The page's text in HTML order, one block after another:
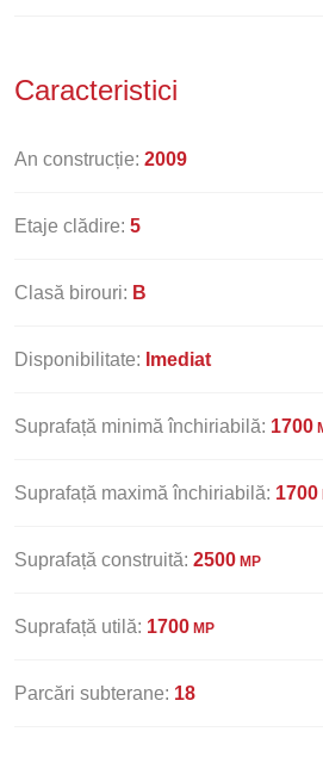
Caracteristici
An construcție: 2009
Etaje clădire: 5
Clasă birouri: B
Disponibilitate: Imediat
Suprafață minimă închiriabilă: 1700
Suprafață maximă închiriabilă: 1700
Suprafață construită: 2500 MP
Suprafață utilă: 1700 MP
Parcări subterane: 18